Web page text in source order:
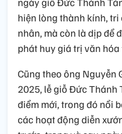
hiện lòng thành kính, tri
nhân, mà còn là dịp để
phát huy giá trị văn
Cũng theo ông Nguyễn
2025, lễ giỗ Đức Thánh
điểm mới, trong đó nổi
các hoạt động diễn